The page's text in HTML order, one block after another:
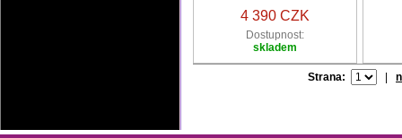
4 390 CZK
Dostupnost:
skladem
Strana: